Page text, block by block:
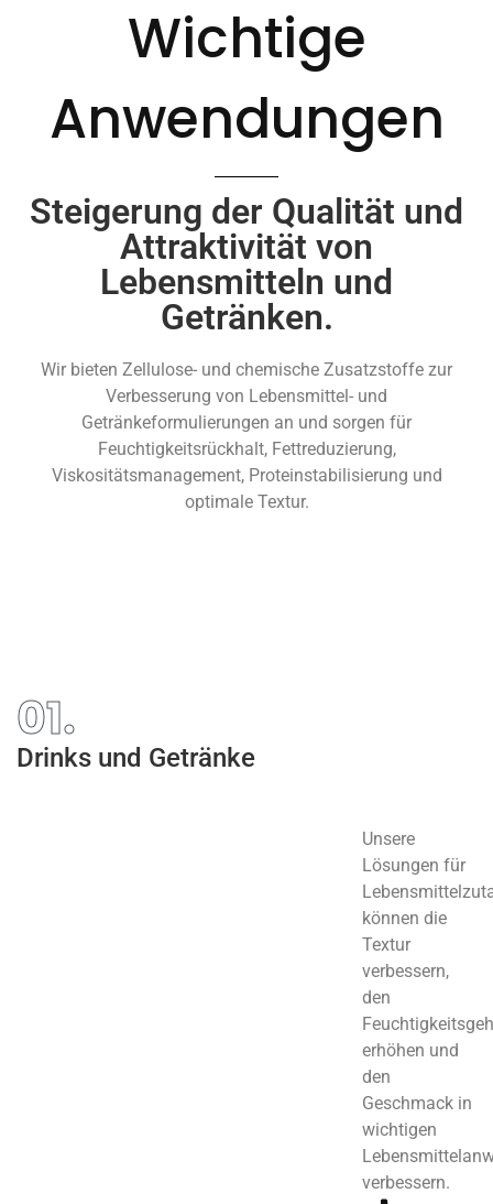
Wichtige
Anwendungen
Steigerung der Qualität und
Attraktivität von
Lebensmitteln und
Getränken.
Wir bieten Zellulose- und chemische Zusatzstoffe zur
Verbesserung von Lebensmittel- und
Getränkeformulierungen an und sorgen für
Feuchtigkeitsrückhalt, Fettreduzierung,
Viskositätsmanagement, Proteinstabilisierung und
optimale Textur.
01.
Drinks und Getränke
Unsere
Lösungen für
können die
Textur
verbessern,
den
erhöhen und
den
Geschmack in
wichtigen
verbessern.